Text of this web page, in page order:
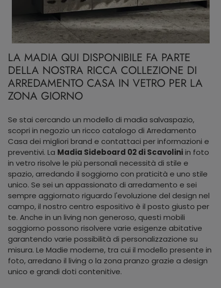
LA MADIA QUI DISPONIBILE FA PARTE
DELLA NOSTRA RICCA COLLEZIONE DI
ARREDAMENTO CASA IN VETRO PER LA
ZONA GIORNO
Se stai cercando un modello di madia salvaspazio,
scopri in negozio un ricco catalogo di Arredamento
Casa dei migliori brand e contattaci per informazioni e
preventivi. La Madia Sideboard 02 di Scavoliniin foto
in vetro risolve le più personali necessità di stile e
spazio, arredando il soggiorno con praticità e uno stile
unico. Se sei un appassionato di arredamento e sei
sempre aggiornato riguardo l'evoluzione del design nel
campo, il nostro centro espositivo è il posto giusto per
te. Anche in un living non generoso, questi mobili
soggiorno possono risolvere varie esigenze abitative
garantendo varie possibilità di personalizzazione su
misura. Le Madie moderne, tra cui il modello presente in
foto, arredano il living o la zona pranzo grazie a design
unico e grandi doti contenitive.